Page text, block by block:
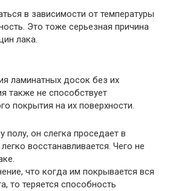
в зависимости от температуры
Это тоже серьезная причина
лака.
ламинатных досок без их
также не способствует
покрытия на их поверхности.
полу, он слегка проседает в
восстанавливается. Чего не
что когда им покрывается вся
то теряется способность